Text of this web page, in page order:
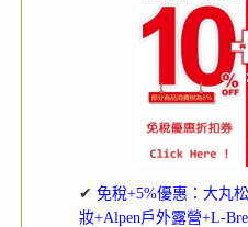
✔ 免稅+5%優惠：大丸
妝+Alpen戶外露營+L-